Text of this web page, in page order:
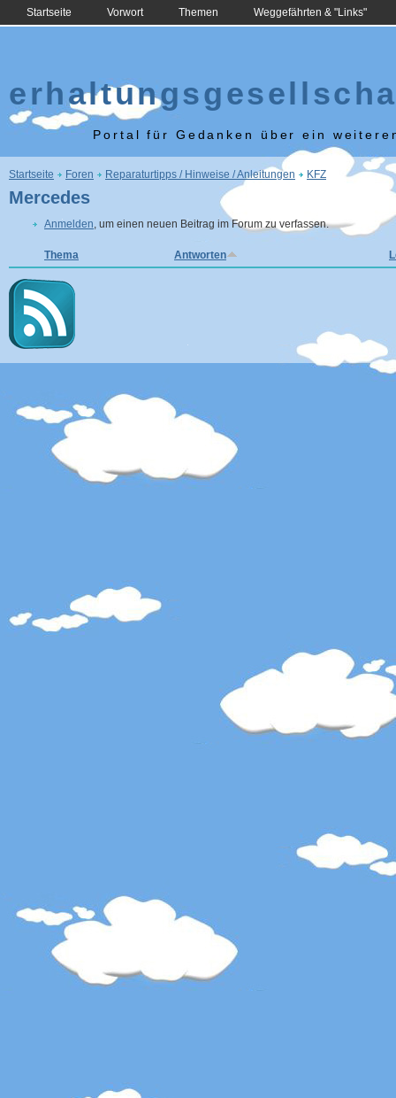
Startseite Vorwort Themen Weggefährten & "Links"
Portal für Gedanken über ein
Sie sind hier
Startseite Foren Reparaturtipps / Hinweise / Anleitungen KFZ
Mercedes
Anmelden, um einen neuen Beitrag im Forum zu verfassen.
Thema Antworten